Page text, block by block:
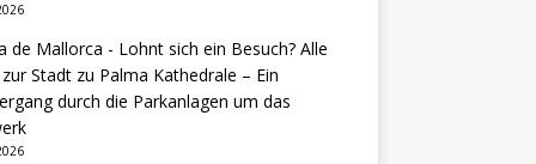
de Mallorca - Lohnt sich ein Besuch? Alle
Stadtzu Palma Kathedrale – Ein
durch die Parkanlagen um das